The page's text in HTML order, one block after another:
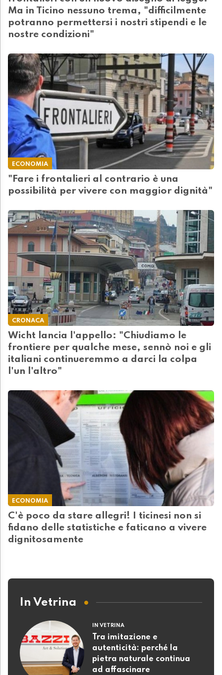
Ma in Ticino nessuno trema, "difficilmente
potranno permettersi i nostri stipendi e le
nostre condizioni"
ECONOMIA
"Fare i frontalieri al contrario è una
possibilità per vivere con maggior dignità"
CRONACA
Wicht lancia l'appello: "Chiudiamo le
frontiere per qualche mese, sennò noi e gli
italiani continueremmo a darci la colpa
l'un l'altro"
ECONOMIA
C'è poco da stare allegri! I ticinesi non si
fidano delle statistiche e faticano a vivere
dignitosamente
In Vetrina
IN VETRINA
Tra imitazione e
autenticità: perché la
pietra naturale continua
ad affascinare